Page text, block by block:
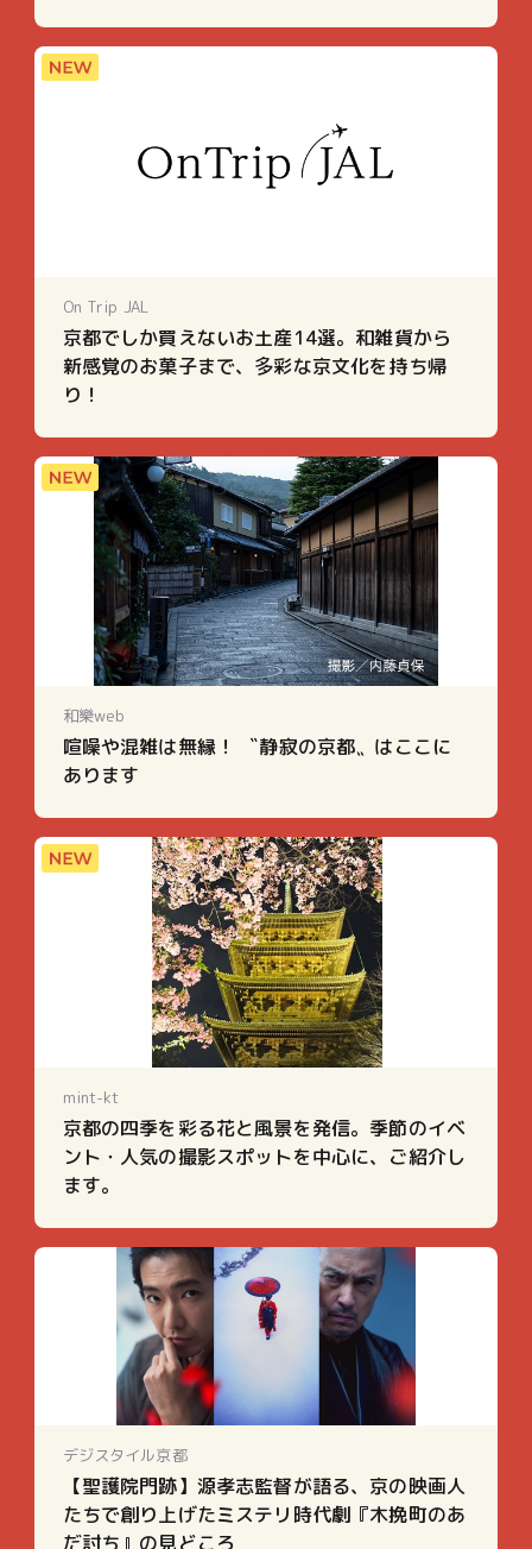
On Trip JAL
京都でしか買えないお土産14選。和雑貨から
新感覚のお菓子まで、多彩な京文化を持ち帰
り！
和樂web
喧噪や混雑は無縁！ 〝静寂の京都〟はここに
あります
mint-kt
京都の四季を彩る花と風景を発信。季節のイベ
ント・人気の撮影スポットを中心に、ご紹介し
ます。
デジスタイル京都
【聖護院門跡】源孝志監督が語る、京の映画人
たちで創り上げたミステリ時代劇『木挽町のあ
だ討ち』の見どころ